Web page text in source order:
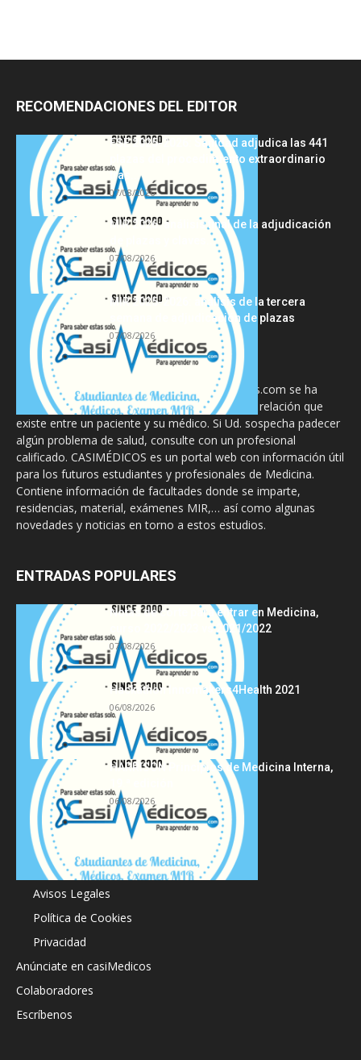
RECOMENDACIONES DEL EDITOR
FSE 2025-2026: Sanidad adjudica las 441
plazas del procedimiento extraordinario
tras...
07/08/2026
MIR 2026: análisis final de la adjudicación
de plazas y claves...
07/08/2026
MIR 2025-2026: análisis de la tercera
semana de adjudicación de plazas
07/08/2026
La información proporcionada en CasiMedicos.com se ha
diseñado para complementar, no substituir, la relación que
existe entre un paciente y su médico. Si Ud. sospecha padecer
algún problema de salud, consulte con un profesional
calificado. CASIMÉDICOS es un portal web con información útil
para los futuros estudiantes y profesionales de Medicina.
Contiene información de facultades donde se imparte,
residencias, material, exámenes MIR,… así como algunas
novedades y noticias en torno a estos estudios.
ENTRADAS POPULARES
Notas de corte para entrar en Medicina,
curso 2022/2023 vs 2021/2022
07/08/2026
Hackathon Innomakers4Health 2021
06/08/2026
HARRISON Principios de Medicina Interna,
06/08/2026
Acerca de
Avisos Legales
Política de Cookies
Privacidad
Anúnciate en casiMedicos
Colaboradores
Escríbenos